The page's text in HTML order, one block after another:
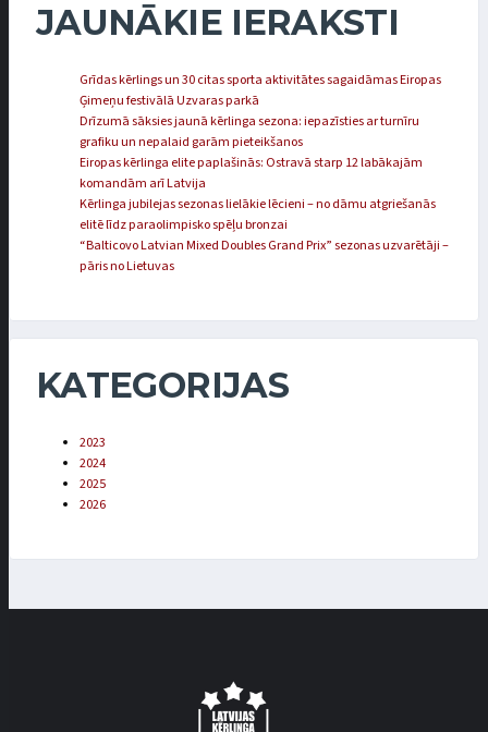
JAUNĀKIE IERAKSTI
Grīdas kērlings un 30 citas sporta aktivitātes sagaidāmas Eiropas
Ģimeņu festivālā Uzvaras parkā
Drīzumā sāksies jaunā kērlinga sezona: iepazīsties ar turnīru
grafiku un nepalaid garām pieteikšanos
Eiropas kērlinga elite paplašinās: Ostravā starp 12 labākajām
komandām arī Latvija
Kērlinga jubilejas sezonas lielākie lēcieni – no dāmu atgriešanās
elitē līdz paraolimpisko spēļu bronzai
“Balticovo Latvian Mixed Doubles Grand Prix” sezonas uzvarētāji –
pāris no Lietuvas
KATEGORIJAS
2023
2024
2025
2026